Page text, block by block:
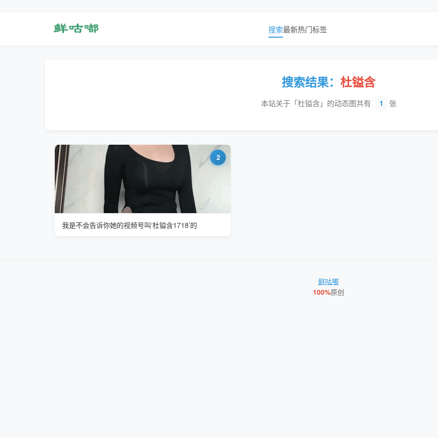
搜索最新热门标签
搜索结果： 杜镒含
本站关于「杜镒含」的动态图共有 1 张
2
我是不会告诉你她的视频号叫‘杜镒含1718’的
鲜咕嘟
100%原创